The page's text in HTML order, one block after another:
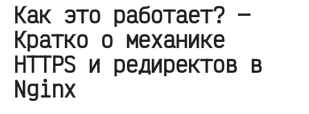
Как это работает? —
Кратко о механике
HTTPS и редиректов в
Nginx